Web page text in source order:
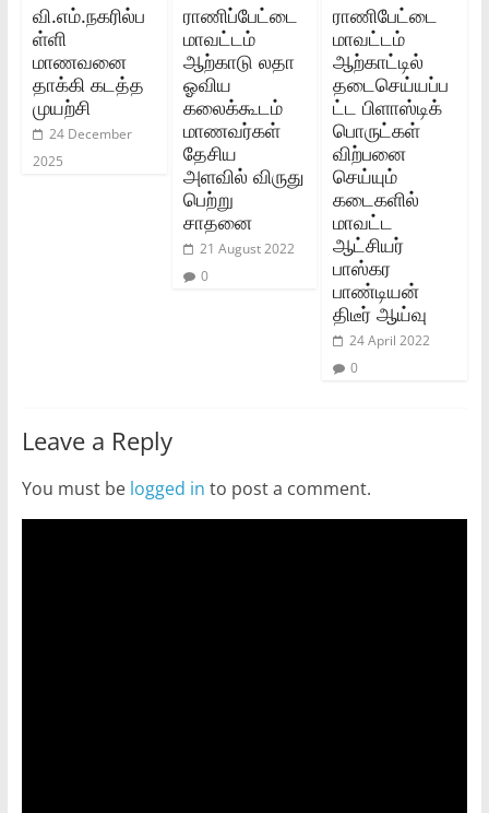
வி.எம்.நகரில்ப
ள்ளி
மாணவனை
தாக்கி கடத்த
முயற்சி
24 December
2025
ராணிப்பேட்டை
மாவட்டம்
ஆற்காடு லதா
ஓவிய
கலைக்கூடம்
மாணவர்கள்
தேசிய
அளவில் விருது
பெற்று
சாதனை
21 August 2022
0
ராணிபேட்டை
மாவட்டம்
ஆற்காட்டில்
தடைசெய்யப்ப
ட்ட பிளாஸ்டிக்
பொருட்கள்
விற்பனை
செய்யும்
கடைகளில்
மாவட்ட
ஆட்சியர்
பாஸ்கர
பாண்டியன்
திடீர் ஆய்வு
24 April 2022
0
Leave a Reply
You must be logged in to post a comment.